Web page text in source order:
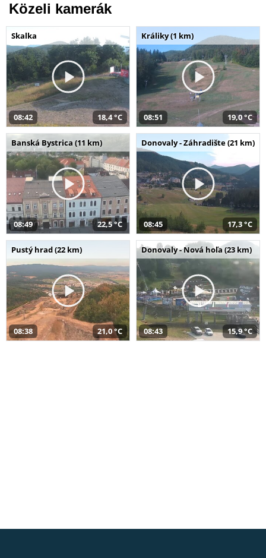
Közeli kamerák
Skalka
08:42 18,4 °C
Králiky (1 km)
08:51 19,0 °C
Banská Bystrica (11 km)
08:49 22,5 °C
Donovaly - Záhradište (21 km)
08:45 17,3 °C
Pustý hrad (22 km)
08:38 21,0 °C
Donovaly - Nová hoľa (23 km)
08:43 15,9 °C